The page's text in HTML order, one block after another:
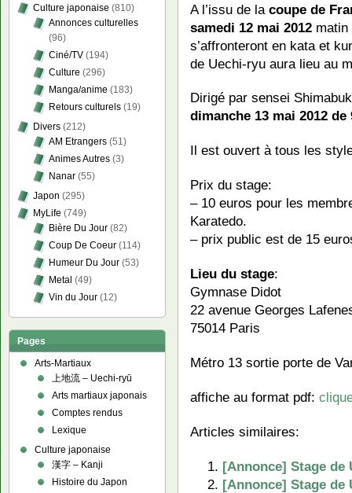
A l’issu de la coupe de
samedi 12 mai 2012
s’affronteront en kata et
de Uechi-ryu aura lieu au
Dirigé par sensei
dimanche 13 mai 2012 de
Il est ouvert à tous les
Prix du stage:
– 10 euros pour les
Karatedo.
– prix public est de 15
Lieu du stage:
Gymnase Didot
22 avenue Georges
75014 Paris
Métro 13 sortie porte de
affiche au format pdf:
Articles similaires:
[Annonce] Stage de
[Annonce] Stage
Culture japonaise (810)
Annonces culturelles
(96)
Ciné/TV (194)
Culture (296)
Manga/anime (183)
Retours culturels (19)
Divers (212)
AM Etrangers (51)
Animes Autres (3)
Nanar (55)
Japon (295)
MyLife (749)
Bière Du Jour (82)
Coup De Coeur (114)
Humeur Du Jour (53)
Metal (49)
Vin du Jour (12)
Pages
Arts-Martiaux
上地流 – Uechi-ryū
Arts martiaux japonais
Comptes rendus
Lexique
Culture japonaise
漢字 – Kanji
Histoire du Japon